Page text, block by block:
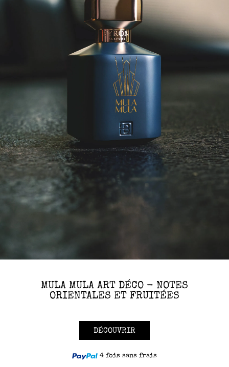
MULA MULA ART DÉCO - NOTES
ORIENTALES ET FRUITÉES
DÉCOUVRIR
4 fois sans frais